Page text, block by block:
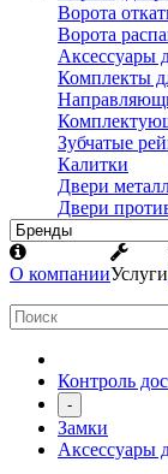
Ворота
Ворота
Аксессуары
Комплекты
Зубчатые
Калитки
Двери
Двери
О компанииУслуги
Контроль
-
Замки
Аксессуары